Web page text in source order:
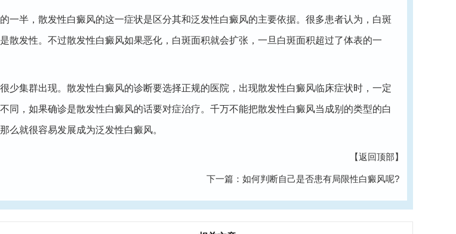
半，散发性白癜风的这一症状是区分其和泛发性白癜风的主要依据。很多患者认为，白斑
散发性。不过散发性白癜风如果恶化，白斑面积就会扩张，一旦白斑面积超过了体表的一
集群出现。散发性白癜风的诊断要选择正规的医院，出现散发性白癜风临床症状时，一定
同，如果确诊是散发性白癜风的话要对症治疗。千万不能把散发性白癜风当成别的类型的白
么就很容易发展成为泛发性白癜风。
【返回顶部】
下一篇： 如何判断自己是否患有局限性白癜风呢?